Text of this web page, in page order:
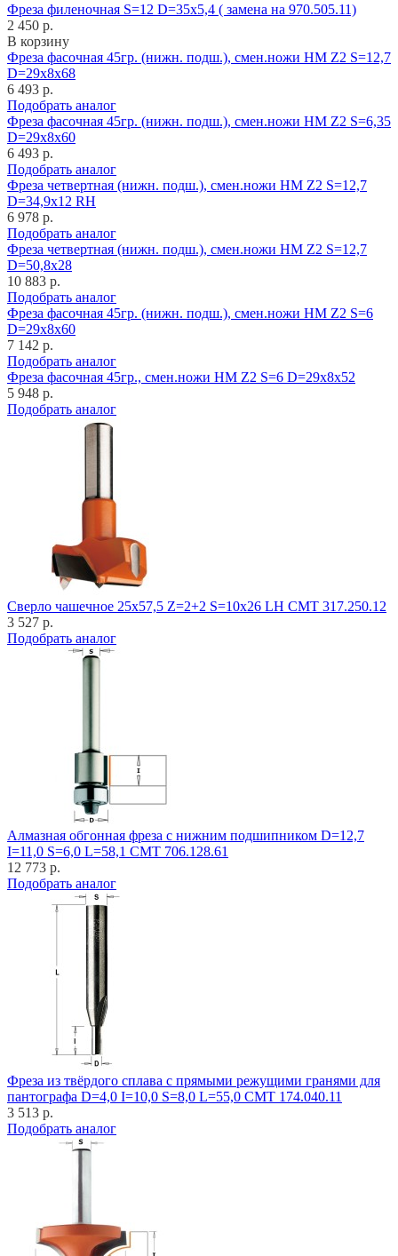
Фреза филеночная S=12 D=35x5,4 ( замена на 970.505.11)
2 450 р.
В корзину
Фреза фасочная 45гр. (нижн. подш.), смен.ножи HM Z2 S=12,7
D=29x8x68
6 493 р.
Подобрать аналог
Фреза фасочная 45гр. (нижн. подш.), смен.ножи HM Z2 S=6,35
D=29x8x60
6 493 р.
Подобрать аналог
Фреза четвертная (нижн. подш.), смен.ножи HM Z2 S=12,7
D=34,9x12 RH
6 978 р.
Подобрать аналог
Фреза четвертная (нижн. подш.), смен.ножи HM Z2 S=12,7
D=50,8x28
10 883 р.
Подобрать аналог
Фреза фасочная 45гр. (нижн. подш.), смен.ножи HM Z2 S=6
D=29x8x60
7 142 р.
Подобрать аналог
Фреза фасочная 45гр., смен.ножи HM Z2 S=6 D=29x8x52
5 948 р.
Подобрать аналог
Cверло чашечное 25x57,5 Z=2+2 S=10x26 LH CMT 317.250.12
3 527 р.
Подобрать аналог
Алмазная обгонная фреза с нижним подшипником D=12,7
I=11,0 S=6,0 L=58,1 CMT 706.128.61
12 773 р.
Подобрать аналог
Фреза из твёрдого сплава с прямыми режущими гранями для
пантографа D=4,0 I=10,0 S=8,0 L=55,0 CMT 174.040.11
3 513 р.
Подобрать аналог